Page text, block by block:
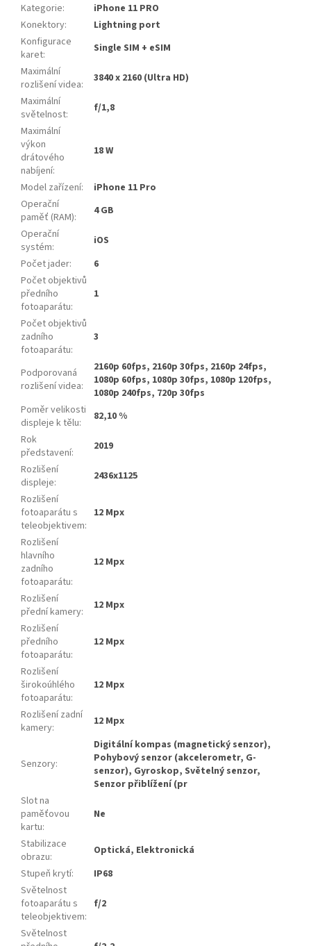
Kategorie:
iPhone 11 PRO
Konektory:
Lightning port
Konfigurace
karet:
Single SIM + eSIM
Maximální
rozlišení videa:
3840 x 2160 (Ultra HD)
Maximální
světelnost:
f/1,8
Maximální
výkon
drátového
nabíjení:
18 W
Model zařízení:
iPhone 11 Pro
Operační
paměť (RAM):
4 GB
Operační
systém:
iOS
Počet jader:
6
Počet objektivů
předního
fotoaparátu:
1
Počet objektivů
zadního
fotoaparátu:
3
Podporovaná
rozlišení videa:
2160p 60fps, 2160p 30fps, 2160p 24fps,
1080p 60fps, 1080p 30fps, 1080p 120fps,
1080p 240fps, 720p 30fps
Poměr velikosti
displeje k tělu:
82,10 %
Rok
představení:
2019
Rozlišení
displeje:
2436x1125
Rozlišení
fotoaparátu s
teleobjektivem:
12 Mpx
Rozlišení
hlavního
zadního
fotoaparátu:
12 Mpx
Rozlišení
přední kamery:
12 Mpx
Rozlišení
předního
fotoaparátu:
12 Mpx
Rozlišení
širokoúhlého
fotoaparátu:
12 Mpx
Rozlišení zadní
kamery: 12 Mpx
Senzory:
Digitální kompas (magnetický senzor),
Pohybový senzor (akcelerometr, G-
senzor), Gyroskop, Světelný senzor,
Senzor přiblížení (pr
Slot na
paměťovou
kartu:
Ne
Stabilizace
obrazu:
Optická, Elektronická
Stupeň krytí:
IP68
Světelnost
fotoaparátu s
teleobjektivem:
f/2
Světelnost